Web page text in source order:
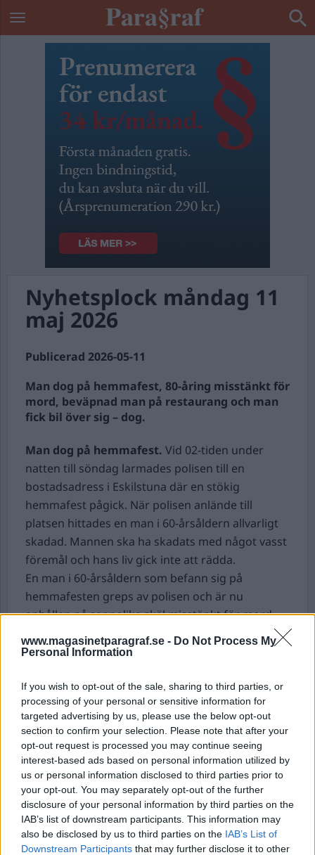
www.magasinetparagraf.se - Do Not Process My
Personal Information
If you wish to opt-out of the sale, sharing to third parties, or
processing of your personal or sensitive information for
targeted advertising by us, please use the below opt-out
section to confirm your selection. Please note that after your
opt-out request is processed you may continue seeing
interest-based ads based on personal information utilized by
us or personal information disclosed to third parties prior to
your opt-out. You may separately opt-out of the further
disclosure of your personal information by third parties on the
IAB’s list of downstream participants. This information may
also be disclosed by us to third parties on the IAB’s List of
Downstream Participants that may further disclose it to other
Nyhetsplock måndag 11
maj 2026
Publicerad 2026-05-11
Man dog på hemmafest, 80-åring misstänkt för
mord, beväpnad man på restaurang och man
fick bil över sig – dog.
Man dog på hemmafest. Vid 02-tiden under
natten till söndag larmades polisen till en
bostadsadress i Eskilstuna där en stökig
hemmafest pågick. När polisen anlände till
platsen hittades en man i 60-årsåldern allvarligt
skadad. Mannen ska ha skadats med något vasst
föremål och hans liv gick inte att rädda.
En man i 60-årsåldern som befann sig på
hemmafesten greps av polisen och är nu
anhållen på sannolika skäl misstänkt för mord,
vilket är den högre misstankegraden. Männen
ska ha varit bekanta med varandra sedan
dagsläget inte letar efter någon annan
gärningsperson. Ingen av männen är kända av
polisen sedan tidigare och man uppger även att
det är en isolerad händelse utan någon koppling
till gängkriminalitet.
80-åring misstänkt för mord.Under fredagen
genomfördes en omfattande polisinsats i Hofors,
några mil väster om Gävle, där en man påträffats
död. Under söndagen anhölls en man i 80-